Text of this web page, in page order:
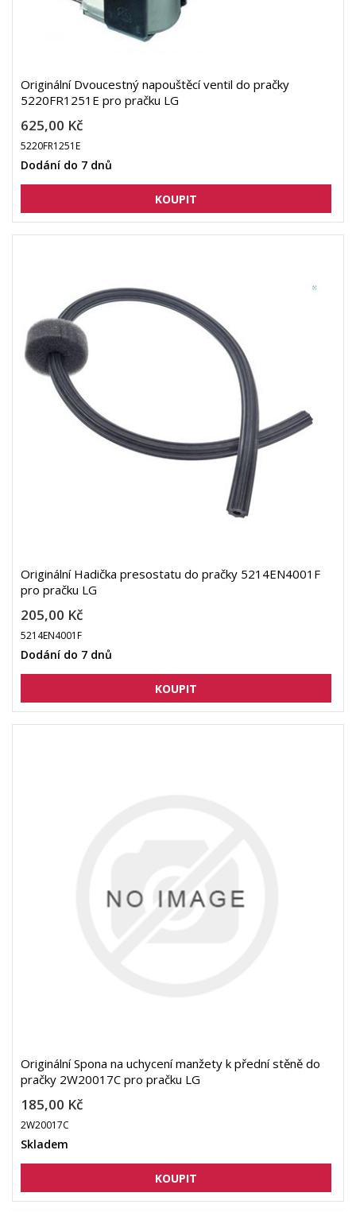
Originální Dvoucestný napouštěcí ventil do pračky
5220FR1251E pro pračku LG
625,00 Kč
5220FR1251E
Dodání do 7 dnů
Originální Hadička presostatu do pračky 5214EN4001F
pro pračku LG
205,00 Kč
5214EN4001F
Dodání do 7 dnů
Originální Spona na uchycení manžety k přední stěně do
pračky 2W20017C pro pračku LG
185,00 Kč
2W20017C
Skladem